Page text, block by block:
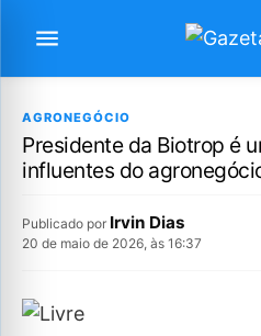
AGRONEGÓCIO
Presidente da Biotrop é
influentes do
Publicado por Irvin Dias
20 de maio de 2026, às 16:37